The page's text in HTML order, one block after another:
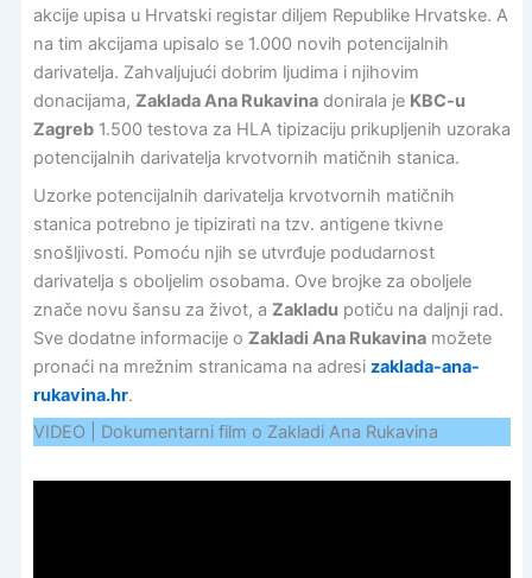
akcije upisa u Hrvatski registar diljem Republike Hrvatske. A
na tim akcijama upisalo se 1.000 novih potencijalnih
darivatelja. Zahvaljujući dobrim ljudima i njihovim
donacijama, Zaklada Ana Rukavinadonirala je KBC-u
Zagreb1.500 testova za HLA tipizaciju prikupljenih uzoraka
potencijalnih darivatelja krvotvornih matičnih stanica.
Uzorke potencijalnih darivatelja krvotvornih matičnih
stanica potrebno je tipizirati na tzv. antigene tkivne
snošljivosti. Pomoću njih se utvrđuje podudarnost
darivatelja s oboljelim osobama. Ove brojke za oboljele
znače novu šansu za život, a Zakladu potiču na daljnji rad.
Sve dodatne informacije o Zakladi Ana Rukavinamožete
pronaći na mrežnim stranicama na adresi zaklada-ana-
rukavina.hr.
VIDEO | Dokumentarni film o Zakladi Ana Rukavina